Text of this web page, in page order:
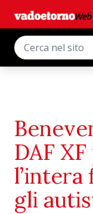
DAF
l’intera
gli